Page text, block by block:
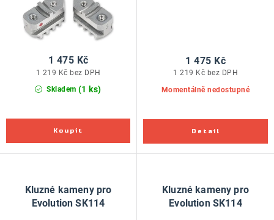
Skladem (1 ks)
1 219 Kč bez DPH
1 475 Kč
Momentálně nedostupné
1 219 Kč bez DPH
1 475 Kč
Kluzné kameny pro
Evolution SK114
Kluzné kameny pro
Evolution SK114